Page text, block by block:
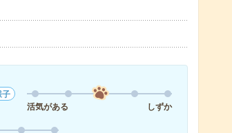
子
活気がある
しずか